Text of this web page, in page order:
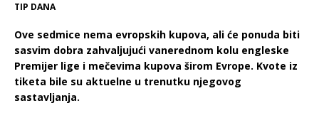
TIP DANA
Ove sedmice nema evropskih kupova, ali će ponuda biti
sasvim dobra zahvaljujući vanerednom kolu engleske
Premijer lige i mečevima kupova širom Evrope. Kvote iz
tiketa bile su aktuelne u trenutku njegovog
sastavljanja.